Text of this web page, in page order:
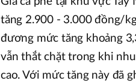
tăng 2.900 - 3.000 đồng/
đương mức tăng khoảng
vẫn thắt chặt trong khi
cao. Với mức tăng này đã